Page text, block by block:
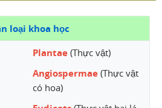
loại khoa học
Plantae (Thực vật)
Angiospermae (Thực vật
có hoa)